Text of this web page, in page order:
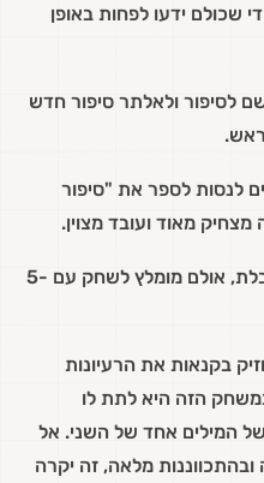
שכולם ידעו לפחות באופן
לסיפור ולאלתר סיפור חדש
לנסות לספר את "סיפור
מאוד ועובד מצוין.
כמות המשתתפים היא בלתי מוגבלת, אולם מומלץ לשחק עם 5-
בקנאות את הרעיונות
הזה היא לתת לו
המילים אחד של השני. אל
מלאה, זה יקרה